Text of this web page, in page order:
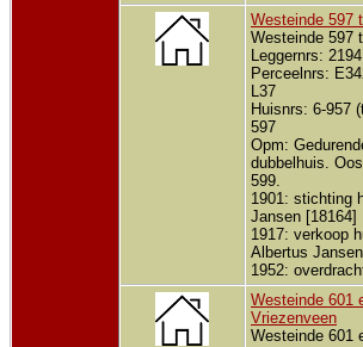
Westeinde 597
Westeinde 597
Leggernrs:
Perceelnrs:
L37
Huisnrs: 6-957
597
Opm:
dubbelhuis.
599.
1901: stichting
Jansen [18164]
1917: verkoop
Albertus
1952:
Westeinde 601
Vriezenveen
Westeinde 601